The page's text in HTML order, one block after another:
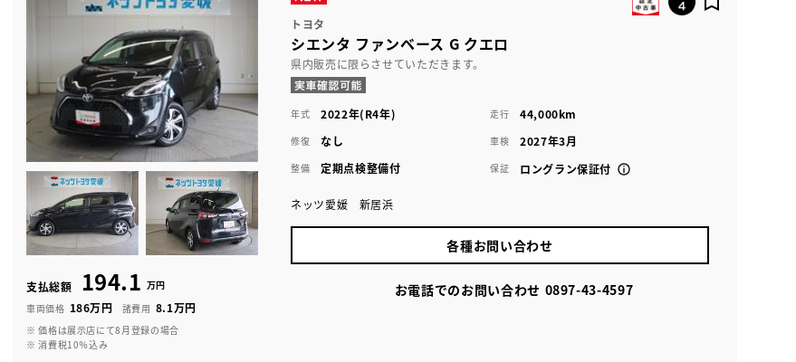
支払総額 194.1 万円
車両価格 186万円 諸費用 8.1万円
※ 価格は展示店にて8月登録の場合
※ 消費税10％込み
トヨタ
シエンタ ファンベース G クエロ
県内販売に限らさせていただきます。
年式 2022年(R4年) 走行 44,000km
修復 なし 車検 2027年3月
整備 定期点検整備付 保証 ロングラン保証付
ネッツ愛媛 新居浜
各種お問い合わせ
お電話でのお問い合わせ 0897-43-4597